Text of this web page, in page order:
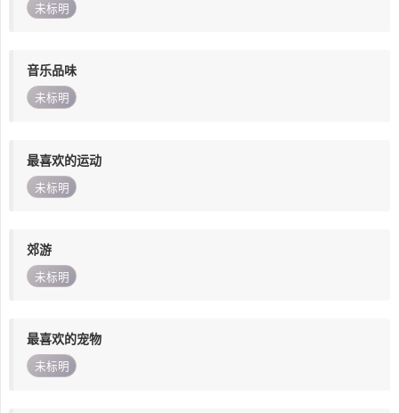
未标明
音乐品味
未标明
最喜欢的运动
未标明
郊游
未标明
最喜欢的宠物
未标明